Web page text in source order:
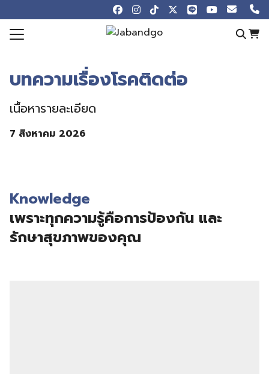
to
content
บทความเรื่องโรคติดต่อ
เนื้อหารายละเอียด
7 สิงหาคม 2026
Knowledge
เพราะทุกความรู้คือการป้องกัน และ
รักษาสุขภาพของคุณ